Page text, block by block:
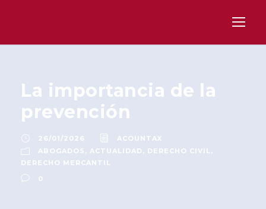
La importancia de la
prevención
26/01/2026
ACOUNTAX
ABOGADOS , ACTUALIDAD , DERECHO CIVIL ,
DERECHO MERCANTIL
0